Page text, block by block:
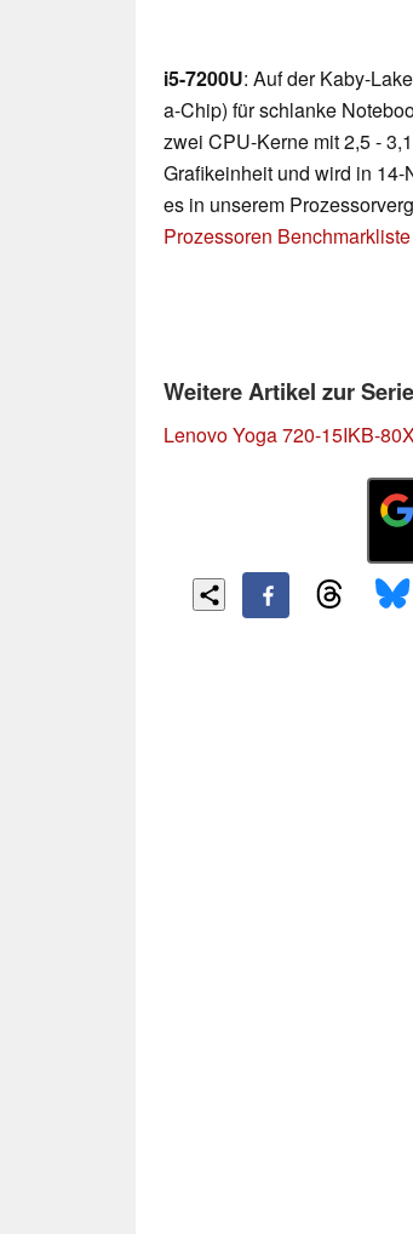
i5-7200U: Auf der Kaby-
a-Chip) für schlanke
zwei CPU-Kerne mit 2,5 -
Grafikeinheit und wird in 14-
es in unserem
Prozessoren Benchmarkliste
Weitere Artikel zur Serie
Lenovo Yoga 720-15IKB-